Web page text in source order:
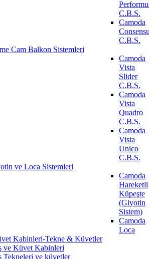
C.B.S.
Camoda
C.B.S.
Cam Balkon Sistemleri
Camoda
Vista
Slider
C.B.S.
Camoda
Vista
Quadro
C.B.S.
Camoda
Vista
Unico
C.B.S.
ve Loca Sistemleri
Camoda
Hareketli
Küpeşte
(Giyotin
Sistem)
Camoda
Loca
Kabinleri-Tekne & Küvetler
ve Küvet Kabinleri
Tekneleri ve küvetler